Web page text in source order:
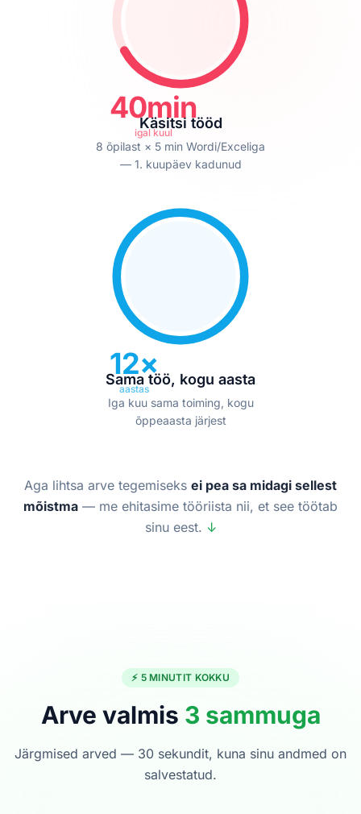
40min
igal kuul
Käsitsi tööd
8 õpilast × 5 min Wordi/Exceliga
— 1. kuupäev kadunud
12×
aastas
Sama töö, kogu aasta
Iga kuu sama toiming, kogu
õppeaasta järjest
Aga lihtsa arve tegemiseks ei pea sa midagi sellest
mõistma — me ehitasime tööriista nii, et see töötab
sinu eest. ↓
⚡ 5 MINUTIT KOKKU
Arve valmis 3 sammuga
Järgmised arved — 30 sekundit, kuna sinu andmed on
salvestatud.